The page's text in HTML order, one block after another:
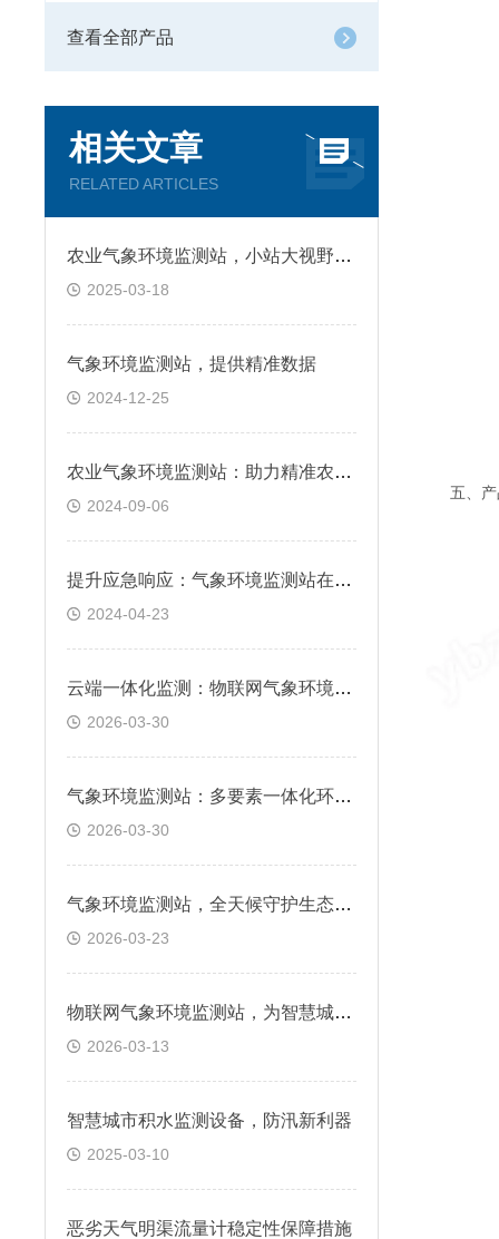
查看全部产品
相关文章
RELATED ARTICLES
农业气象环境监测站，小站大视野：农业生产的智慧之眼
2025-03-18
气象环境监测站，提供精准数据
2024-12-25
农业气象环境监测站：助力精准农业的技术革新&德邦速运
2024-09-06
提升应急响应：气象环境监测站在化工灾害预防中的应用
2024-04-23
云端一体化监测：物联网气象环境监测站，远程管理与智能分析
2026-03-30
气象环境监测站：多要素一体化环境气象监测
2026-03-30
气象环境监测站，全天候守护生态环境
2026-03-23
物联网气象环境监测站，为智慧城市提供精细化环境数据
2026-03-13
智慧城市积水监测设备，防汛新利器
2025-03-10
恶劣天气明渠流量计稳定性保障措施​
五、产